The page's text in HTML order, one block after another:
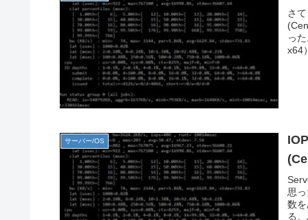
さ
っ
x64
サーバー/OS
思
数
る